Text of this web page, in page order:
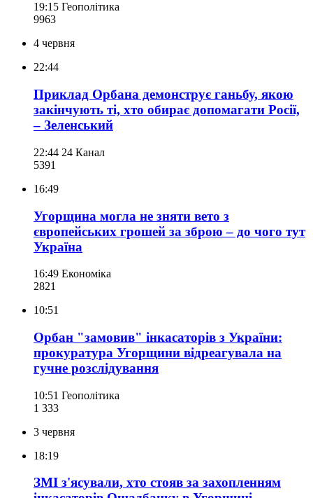
19:15 Геополітика
9963
4 червня
22:44
Приклад Орбана демонструє ганьбу, якою
закінчують ті, хто обирає допомагати Росії,
– Зеленський
22:44 24 Канал
5391
16:49
Угорщина могла не зняти вето з
європейських грошей за зброю – до чого тут
Україна
16:49 Економіка
2821
10:51
Орбан "замовив" інкасаторів з України:
прокуратура Угорщини відреагувала на
гучне розслідування
10:51 Геополітика
1 333
3 червня
18:19
ЗМІ з'ясували, хто стояв за захопленням